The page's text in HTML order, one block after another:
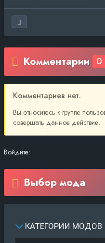
Комментарии 0
Комментариев нет.
Вы относитесь к группе
совершать данное действие.
Войдите:
Выбор мода
КАТЕГОРИИ МОДОВ